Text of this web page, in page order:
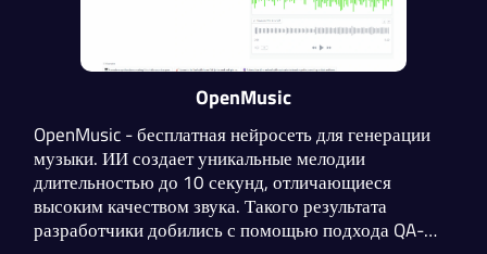
OpenMusic
OpenMusic - бесплатная нейросеть для генерации
музыки. ИИ создает уникальные мелодии
длительностью до 10 секунд, отличающиеся
высоким качеством звука. Такого результата
разработчики добились с помощью подхода QA-